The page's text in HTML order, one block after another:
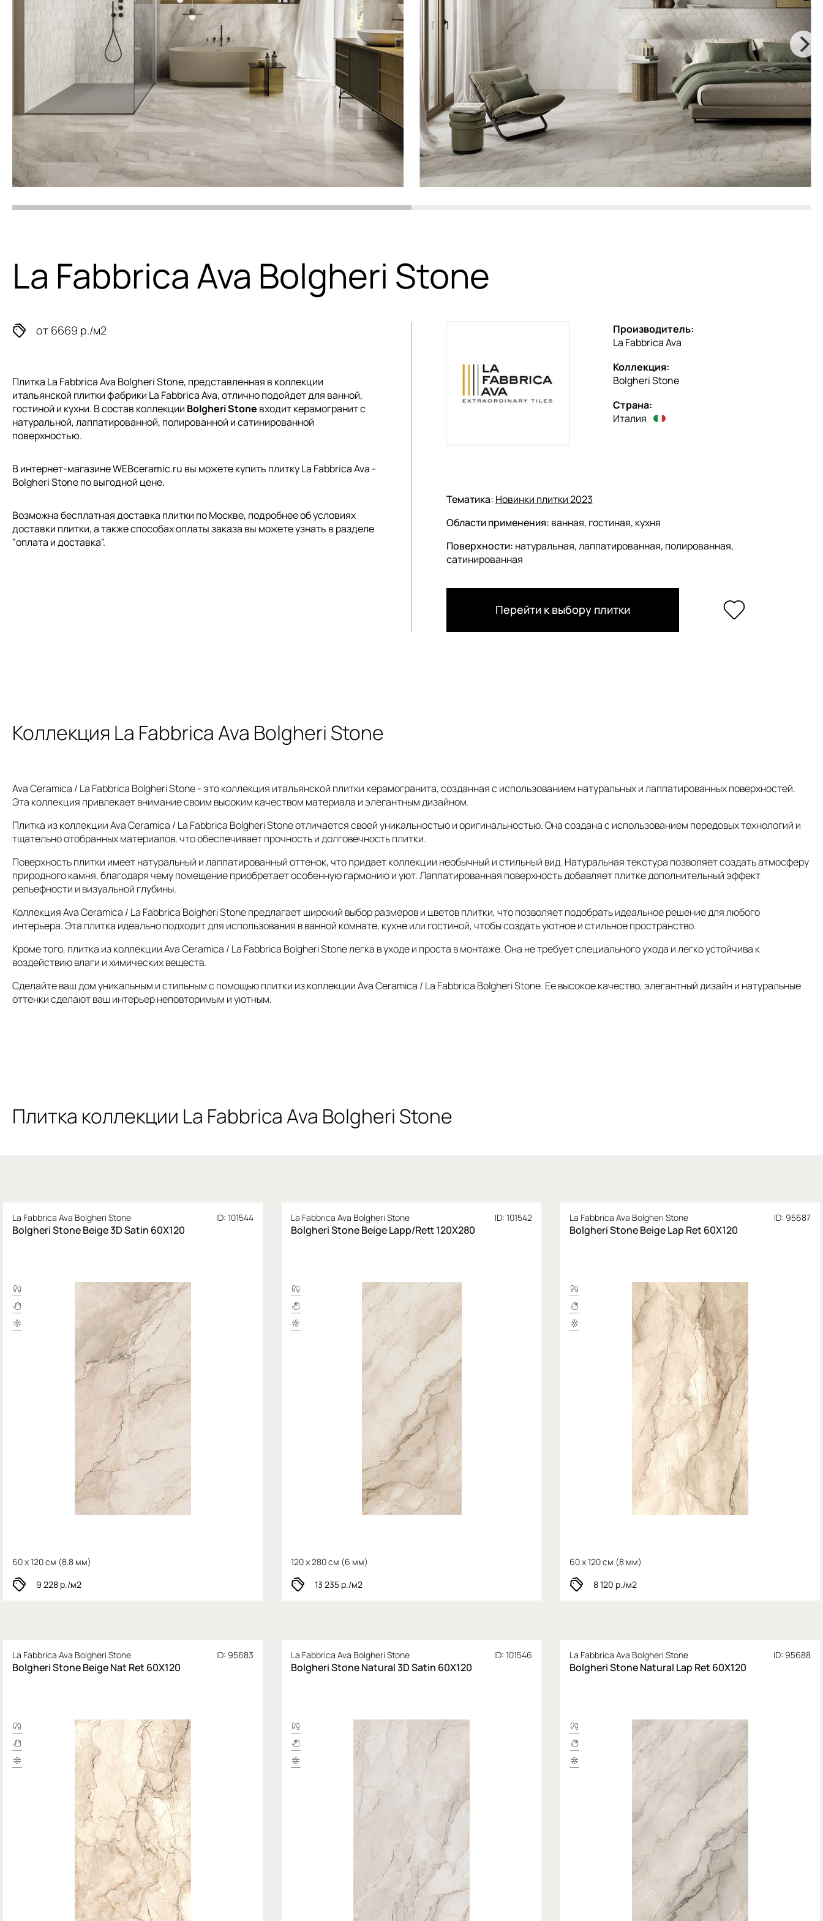
La Fabbrica Ava Bolgheri Stone
от 6669 р./м2
Плитка La Fabbrica Ava Bolgheri Stone, представленная в коллекции
итальянской плиткифабрики La Fabbrica Ava, отлично подойдет для ванной,
гостиной и кухни. В состав коллекции Bolgheri Stone входит керамогранит с
натуральной, лаппатированной, полированной и сатинированной
поверхностью.
В интернет-магазине WEBceramic.ru вы можете купить плитку La Fabbrica Ava -
Bolgheri Stone по выгодной цене.
Возможна бесплатная доставка плитки по Москве, подробнее об условиях
доставки плитки, а также способах оплаты заказа вы можете узнать в разделе
"оплата и доставка".
Производитель:
La Fabbrica Ava
Коллекция:
Bolgheri Stone
Страна:
Италия
Тематика: Новинки плитки 2023
Области применения: ванная, гостиная, кухня
Поверхности: натуральная, лаппатированная, полированная,
сатинированная
Перейти к выбору плитки
Коллекция La Fabbrica Ava Bolgheri Stone
Ava Ceramica / La Fabbrica Bolgheri Stone - это коллекция итальянской плитки керамогранита, созданная с использованием натуральных и лаппатированных поверхностей.
Эта коллекция привлекает внимание своим высоким качеством материала и элегантным дизайном.
Плитка из коллекции Ava Ceramica / La Fabbrica Bolgheri Stone отличается своей уникальностью и оригинальностью. Она создана с использованием передовых технологий и
тщательно отобранных материалов, что обеспечивает прочность и долговечность плитки.
Поверхность плитки имеет натуральный и лаппатированный оттенок, что придает коллекции необычный и стильный вид. Натуральная текстура позволяет создать атмосферу
природного камня, благодаря чему помещение приобретает особенную гармонию и уют. Лаппатированная поверхность добавляет плитке дополнительный эффект
рельефности и визуальной глубины.
Коллекция Ava Ceramica / La Fabbrica Bolgheri Stone предлагает широкий выбор размеров и цветов плитки, что позволяет подобрать идеальное решение для любого
интерьера. Эта плитка идеально подходит для использования в ванной комнате, кухне или гостиной, чтобы создать уютное и стильное пространство.
Кроме того, плитка из коллекции Ava Ceramica / La Fabbrica Bolgheri Stone легка в уходе и проста в монтаже. Она не требует специального ухода и легко устойчива к
воздействию влаги и химических веществ.
Сделайте ваш дом уникальным и стильным с помощью плитки из коллекции Ava Ceramica / La Fabbrica Bolgheri Stone. Ее высокое качество, элегантный дизайн и натуральные
оттенки сделают ваш интерьер неповторимым и уютным.
Плитка коллекции La Fabbrica Ava Bolgheri Stone
La Fabbrica Ava Bolgheri Stone ID: 101544
Bolgheri Stone Beige 3D Satin 60Х120
60 x 120 см (8.8 мм)
9 228 р./м2
La Fabbrica Ava Bolgheri Stone ID: 101542
Bolgheri Stone Beige Lapp/Rett 120Х280
120 x 280 см (6 мм)
13 235 р./м2
La Fabbrica Ava Bolgheri Stone ID: 95687
Bolgheri Stone Beige Lap Ret 60X120
60 x 120 см (8 мм)
8 120 р./м2
La Fabbrica Ava Bolgheri Stone ID: 95683
Bolgheri Stone Beige Nat Ret 60X120
La Fabbrica Ava Bolgheri Stone ID: 101546
Bolgheri Stone Natural 3D Satin 60Х120
La Fabbrica Ava Bolgheri Stone ID: 95688
Bolgheri Stone Natural Lap Ret 60X120